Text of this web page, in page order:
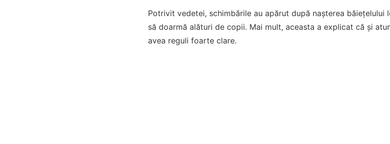
Potrivit vedetei, schimbările au apărut după nașterea băiețelului
să doarmă alături de copii. Mai mult, aceasta a explicat că și
avea reguli foarte clare.